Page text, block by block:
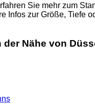
Sie mehr zum
Infos zur Größe, Tiefe
Nähe von